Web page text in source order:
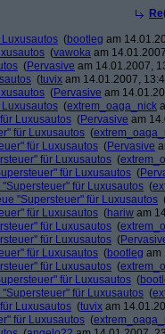
(bootleg am
(vawoka am
(Pervasive am 14.01.2007,
(tuvix am 14.01.2007,
(Pervasive am
(extrem_oaga_nick
Luxusautos (Pervasive am
für Luxusautos (
für Luxusautos (Pervasive
für Luxusautos (
für Luxusautos (
"Supersteuer" für Luxusautos (
"Supersteuer" für Luxusautos
für Luxusautos (hariw am
für Luxusautos (
für Luxusautos (
für Luxusautos (bootleg am
für Luxusautos (
für Luxusautos (
"Supersteuer" für Luxusautos (
Luxusautos (tuvix am
für Luxusautos (